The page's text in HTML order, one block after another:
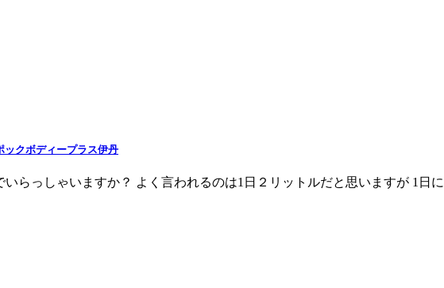
ックボディープラス伊丹
らっしゃいますか？ よく言われるのは1日２リットルだと思いますが 1日